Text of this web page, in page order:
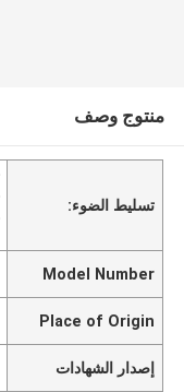
منتوج وصف
تسليط الضوء:
Model Number
Place of Origin
إصدار الشهادات